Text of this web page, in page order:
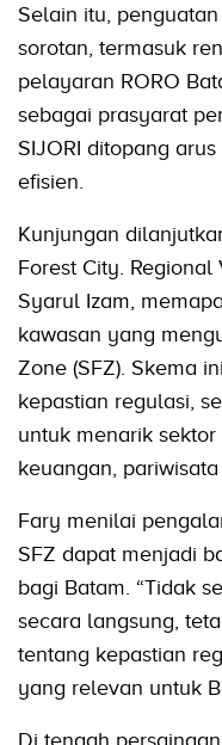
Selain itu,
sorotan, termasuk
pelayaran RORO
sebagai prasyarat
SIJORI ditopang
efisien.
Kunjungan
Forest City. Regional
Syarul Izam,
kawasan yang
Zone (SFZ). Skema
kepastian regulasi,
untuk menarik
keuangan,
Fary menilai
SFZ dapat menjadi
bagi Batam. “Tidak
secara langsung,
tentang kepastian
yang relevan untuk
Di tengah